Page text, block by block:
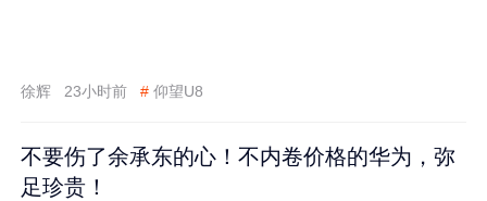
徐辉 23小时前 # 仰望U8
不要伤了余承东的心！不内卷价格的华为，弥
足珍贵！